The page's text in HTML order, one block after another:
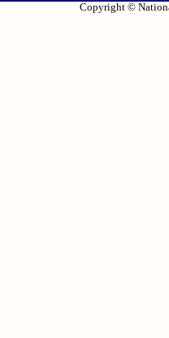
Copyright ©